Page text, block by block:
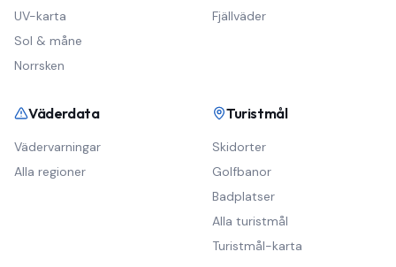
UV-karta
Sol & måne
Norrsken
Fjällväder
Väderdata
Vädervarningar
Alla regioner
Turistmål
Skidorter
Golfbanor
Badplatser
Alla turistmål
Turistmål-karta